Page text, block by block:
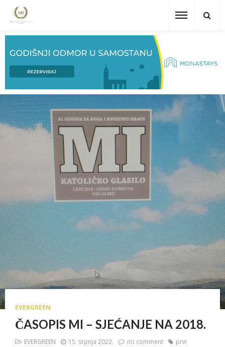
EVERGREEN
ČASOPIS MI – SJEĆANJE NA 2018.
EVERGREEN 15. srpnja 2022. no comment prvi